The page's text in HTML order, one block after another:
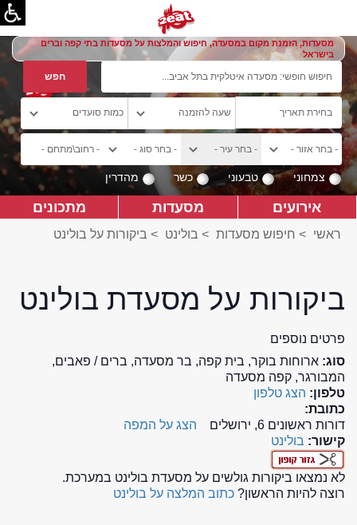
מסעדות, הזמנת מקום במסעדה, חיפוש והמלצות על מסעדות בתי קפה וברים
בישראל
צמחוני טבעוני כשר מהדרין
אירועים מסעדות מתכונים
ראשי > חיפוש מסעדות > בולינט > ביקורות על בולינט
ביקורות על מסעדת בולינט
פרטים נוספים
סוג: ארוחות בוקר, בית קפה, בר מסעדה, ברים / פאבים,
המבורגר, קפה מסעדה
טלפון: הצג טלפון
כתובת:
דורות ראשונים 6, ירושלים
הצג על המפה
קישור: בולינט
לא נמצאו ביקורות גולשים על מסעדת בולינט במערכת.
רוצה להיות הראשון? כתוב המלצה על בולינט